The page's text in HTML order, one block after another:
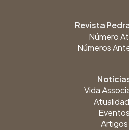
Revista
Número
Números
Vida
Eventos
Artigos